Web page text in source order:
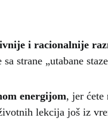
i racionalnije
strane „utabane
energijom, jer ćete
lekcija još iz